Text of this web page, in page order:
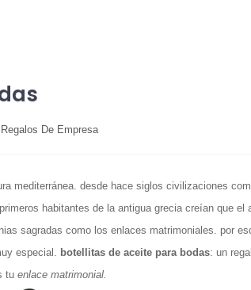
De Empresa
mediterránea. desde hace siglos civilizaciones
habitantes de la antigua grecia creían que el
sagradas como los enlaces matrimoniales. por
especial.
botellitas de aceite para bodas: un
tu enlace matrimonial.